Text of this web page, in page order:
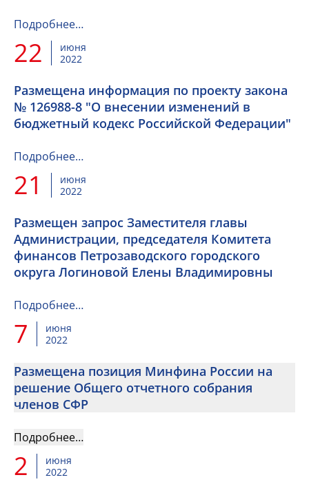
Подробнее…
22
июня
2022
Размещена информация по проекту закона
№ 126988-8 "О внесении изменений в
бюджетный кодекс Российской Федерации"
Подробнее…
21
июня
2022
Размещен запрос Заместителя главы
Администрации, председателя Комитета
финансов Петрозаводского городского
округа Логиновой Елены Владимировны
Подробнее…
7
июня
2022
Размещена позиция Минфина России на
решение Общего отчетного собрания
членов СФР
Подробнее…
2
июня
2022